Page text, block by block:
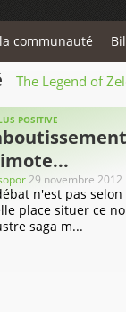
communauté
The Legend of
POSITIVE
29 novembre 2012
n'est pas
place situer ce
saga m...